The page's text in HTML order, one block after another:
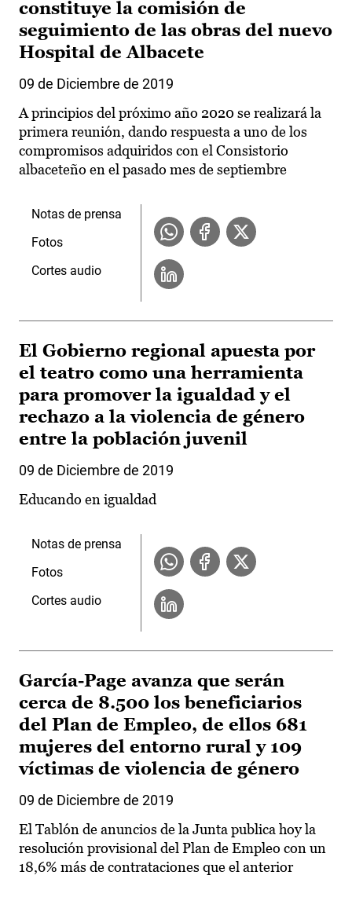
constituye la comisión de
seguimiento de las obras del nuevo
Hospital de Albacete
09 de Diciembre de 2019
A principios del próximo año 2020 se realizará la
primera reunión, dando respuesta a uno de los
compromisos adquiridos con el Consistorio
albaceteño en el pasado mes de septiembre
Notas de prensa
Fotos
Cortes audio
El Gobierno regional apuesta por
el teatro como una herramienta
para promover la igualdad y el
rechazo a la violencia de género
entre la población juvenil
09 de Diciembre de 2019
Educando en igualdad
Notas de prensa
Fotos
Cortes audio
García-Page avanza que serán
cerca de 8.500 los beneficiarios
del Plan de Empleo, de ellos 681
mujeres del entorno rural y 109
víctimas de violencia de género
09 de Diciembre de 2019
El Tablón de anuncios de la Junta publica hoy la
resolución provisional del Plan de Empleo con un
18,6% más de contrataciones que el anterior